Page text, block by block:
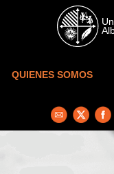
Skip to main content
QUIENES SOMOS